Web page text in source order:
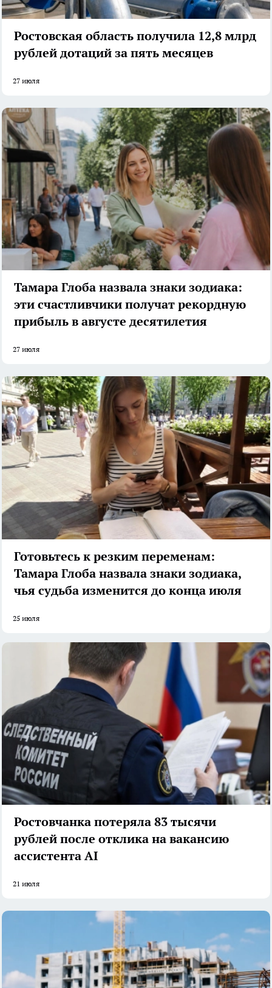
Ростовская область получила 12,8 млрд
рублей дотаций за пять месяцев
27 июля
Тамара Глоба назвала знаки зодиака:
эти счастливчики получат рекордную
прибыль в августе десятилетия
27 июля
Готовьтесь к резким переменам:
Тамара Глоба назвала знаки зодиака,
чья судьба изменится до конца июля
25 июля
Ростовчанка потеряла 83 тысячи
рублей после отклика на вакансию
ассистента AI
21 июля